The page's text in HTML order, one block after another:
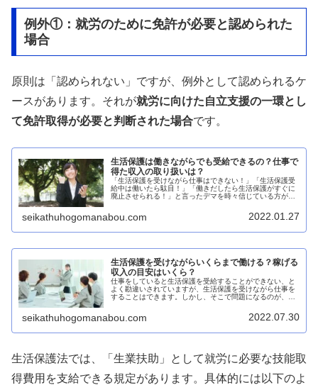
例外①：就労のために免許が必要と認められた
場合
原則は「認められない」ですが、例外として認められるケ
ースがあります。それが就労に向けた自立支援の一環とし
て免許取得が必要と判断された場合です。
生活保護は働きながらでも受給できるの？仕事で
得た収入の取り扱いは？
「生活保護を受けながら仕事はできない！」「生活保護受
給中は働いたら駄目！」「働きだしたら生活保護がすぐに
廃止させられる！」と言ったデマを時々信じている方がい
seikathuhogomanabou.com 2022.01.27
生活保護を受けながらいくらまで働ける？稼げる
収入の目安はいくら？
仕事をしていると生活保護を受給することができない、と
よく勘違いされていますが、生活保護を受けながら仕事を
することはできます。しかし、そこで問題になるのが、い
seikathuhogomanabou.com 2022.07.30
生活保護法では、「生業扶助」として就労に必要な技能取
得費用を支給できる規定があります。具体的には以下のよ